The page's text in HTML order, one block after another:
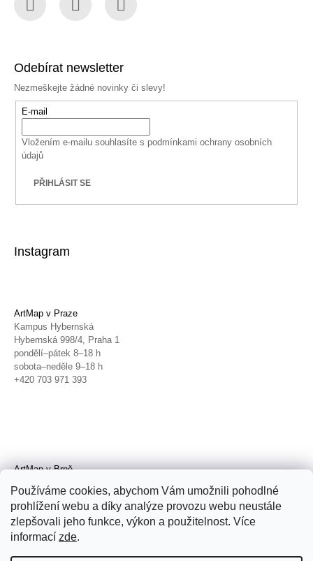
Používáme cookies, abychom Vám umožnili pohodlné
prohlížení webu a díky analýze provozu webu neustále
zlepšovali jeho funkce, výkon a použitelnost. Více
informací zde.
Odebírat newsletter
Nezmeškejte žádné novinky či slevy!
E-mail
Vložením e-mailu souhlasíte s podmínkami ochrany osobních
údajů
PŘIHLÁSIT SE
Instagram
ArtMap v Praze
Kampus Hybernská
Hybernská 998/4, Praha 1
pondělí–pátek 8–18 h
sobota–neděle 9–18 h
+420 703 971 393
ArtMap v Brně
Radnická 4, Brno
úterý–pátek 11–19 h
sobota 14–19 h
+420 702 152 298